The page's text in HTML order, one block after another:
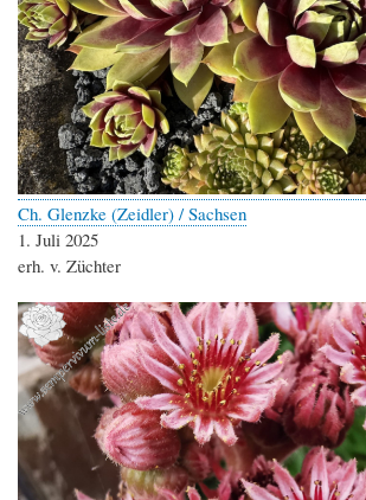
Ch. Glenzke (Zeidler) / Sachsen
1. Juli 2025
erh. v. Züchter